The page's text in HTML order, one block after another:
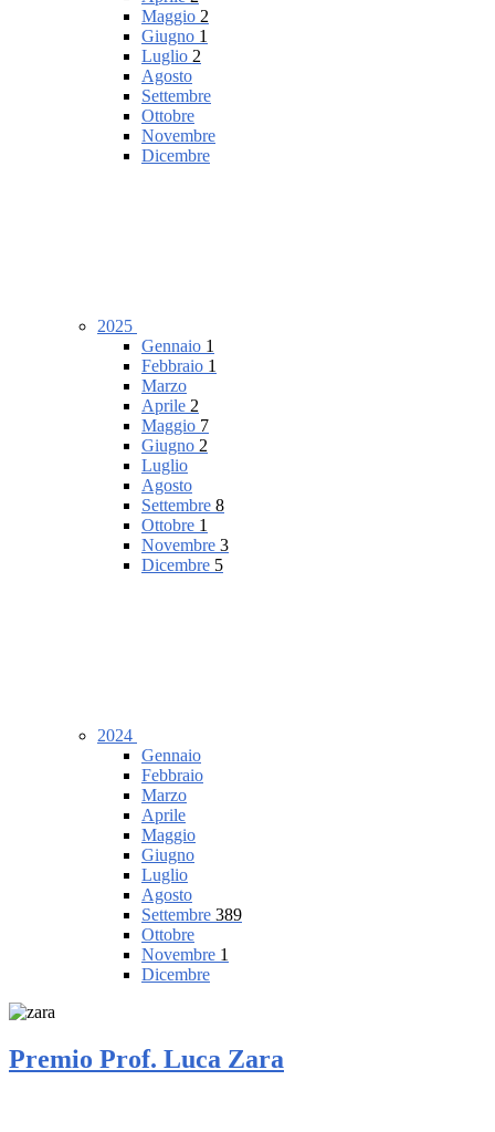
Maggio 2
Giugno 1
Luglio 2
Agosto
Settembre
Ottobre
Novembre
Dicembre
2025
Gennaio 1
Febbraio 1
Marzo
Aprile 2
Maggio 7
Giugno 2
Luglio
Agosto
Settembre 8
Ottobre 1
Novembre 3
Dicembre 5
2024
Gennaio
Febbraio
Marzo
Aprile
Maggio
Giugno
Luglio
Agosto
Settembre 389
Ottobre
Novembre 1
Dicembre
Premio Prof. Luca Zara